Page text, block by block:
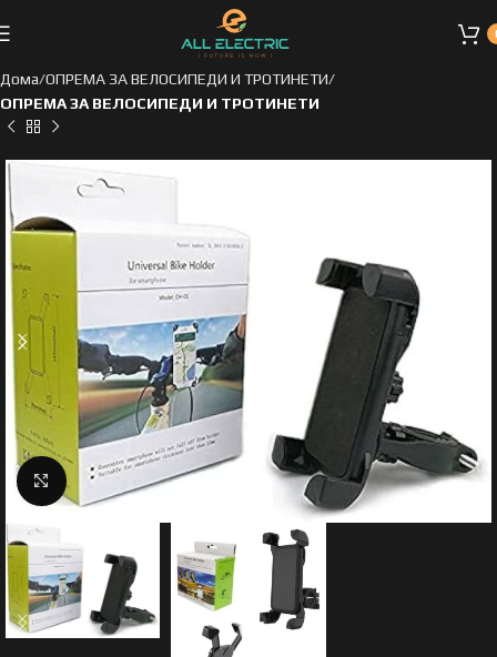
Дома ОПРЕМА ЗА ВЕЛОСИПЕДИ И ТРОТИНЕТИ
ОПРЕМА ЗА ВЕЛОСИПЕДИ И ТРОТИНЕТИ
Click to enlarge